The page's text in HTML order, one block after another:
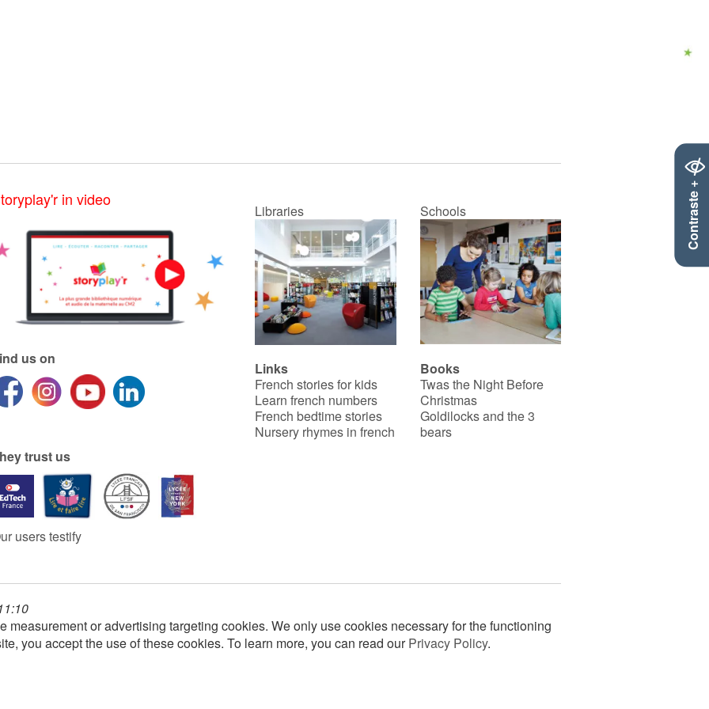
Contraste +
in video
us on
trust us
users testify
Libraries Schools
Links
French stories for kids
Learn french numbers
French bedtime stories
Nursery rhymes in french
Books
Twas the Night Before
Christmas
Goldilocks and the 3
bears
measurement or advertising targeting cookies. We only use cookies necessary for the functioning
you accept the use of these cookies. To learn more, you can read ourPrivacy Policy.